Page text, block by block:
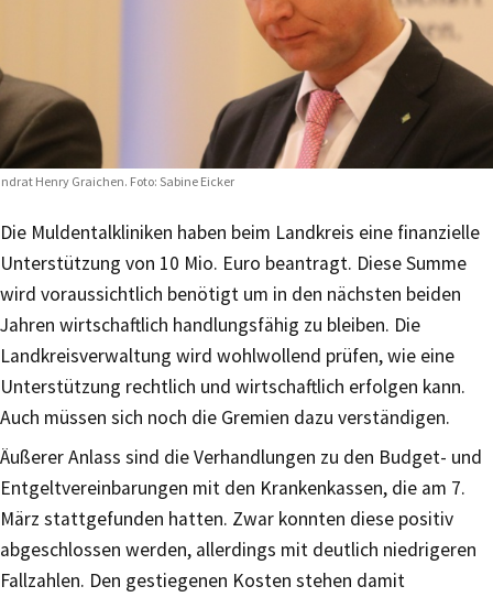
Henry Graichen. Foto: Sabine Eicker
Die Muldentalkliniken haben beim Landkreis eine finanzielle
Unterstützung von 10 Mio. Euro beantragt. Diese Summe
wird voraussichtlich benötigt um in den nächsten beiden
Jahren wirtschaftlich handlungsfähig zu bleiben. Die
Landkreisverwaltung wird wohlwollend prüfen, wie eine
Unterstützung rechtlich und wirtschaftlich erfolgen kann.
Auch müssen sich noch die Gremien dazu verständigen.
Äußerer Anlass sind die Verhandlungen zu den Budget- und
Entgeltvereinbarungen mit den Krankenkassen, die am 7.
März stattgefunden hatten. Zwar konnten diese positiv
abgeschlossen werden, allerdings mit deutlich niedrigeren
Fallzahlen. Den gestiegenen Kosten stehen damit